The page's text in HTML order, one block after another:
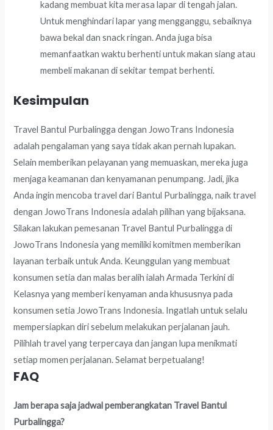
kadang membuat kita merasa lapar di tengah jalan.
Untuk menghindari lapar yang mengganggu, sebaiknya
bawa bekal dan snack ringan. Anda juga bisa
memanfaatkan waktu berhenti untuk makan siang atau
membeli makanan di sekitar tempat berhenti.
Kesimpulan
Travel Bantul Purbalingga dengan JowoTrans Indonesia
adalah pengalaman yang saya tidak akan pernah lupakan.
Selain memberikan pelayanan yang memuaskan, mereka juga
menjaga keamanan dan kenyamanan penumpang. Jadi, jika
Anda ingin mencoba travel dari Bantul Purbalingga, naik travel
dengan JowoTrans Indonesia adalah pilihan yang bijaksana.
Silakan lakukan pemesanan Travel Bantul Purbalingga di
JowoTrans Indonesia yang memiliki komitmen memberikan
layanan terbaik untuk Anda. Keunggulan yang membuat
konsumen setia dan malas beralih ialah Armada Terkini di
Kelasnya yang memberi kenyaman anda khususnya pada
konsumen setia JowoTrans Indonesia. Ingatlah untuk selalu
mempersiapkan diri sebelum melakukan perjalanan jauh.
Pilihlah travel yang terpercaya dan jangan lupa menikmati
setiap momen perjalanan. Selamat berpetualang!
FAQ
Jam berapa saja jadwal pemberangkatan Travel Bantul
Purbalingga?